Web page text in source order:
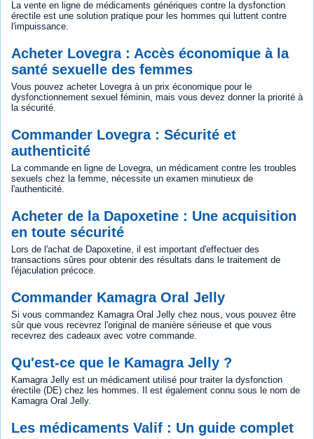
La vente en ligne de médicaments génériques contre la dysfonction
érectile est une solution pratique pour les hommes qui luttent contre
l'impuissance.
Acheter Lovegra : Accès économique à la
santé sexuelle des femmes
Vous pouvez acheter Lovegra à un prix économique pour le
dysfonctionnement sexuel féminin, mais vous devez donner la priorité à
la sécurité.
Commander Lovegra : Sécurité et
authenticité
La commande en ligne de Lovegra, un médicament contre les troubles
sexuels chez la femme, nécessite un examen minutieux de
l'authenticité.
Acheter de la Dapoxetine : Une acquisition
en toute sécurité
Lors de l'achat de Dapoxetine, il est important d'effectuer des
transactions sûres pour obtenir des résultats dans le traitement de
l'éjaculation précoce.
Commander Kamagra Oral Jelly
Si vous commandez Kamagra Oral Jelly chez nous, vous pouvez être
sûr que vous recevrez l'original de manière sérieuse et que vous
recevrez des cadeaux avec votre commande.
Qu'est-ce que le Kamagra Jelly ?
Kamagra Jelly est un médicament utilisé pour traiter la dysfonction
érectile (DE) chez les hommes. Il est également connu sous le nom de
Kamagra Oral Jelly.
Les médicaments Valif : Un guide complet